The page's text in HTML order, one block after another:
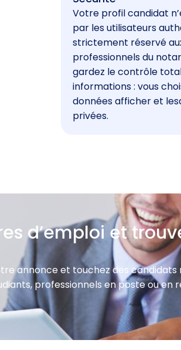
Votre profil candidat
par les utilisateurs
strictement réservé
professionnels du
gardez le contrôle
informations : vous
données afficher et
privées.
d’emploi et
annonce et touchez des candidats
professionnels en poste ou en